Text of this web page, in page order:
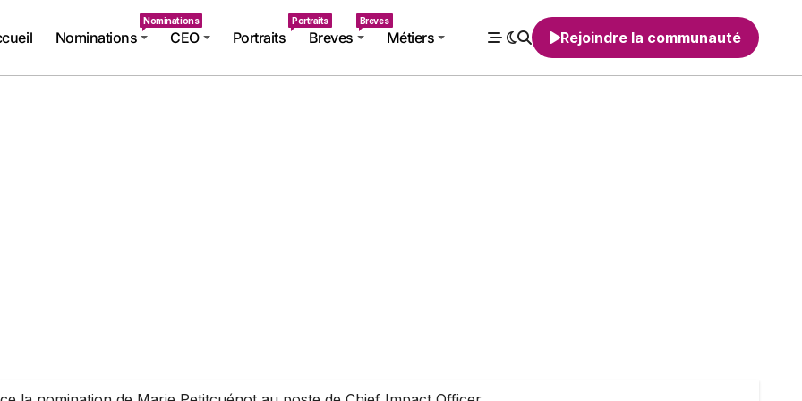
Nominations
Nominations
CEO Portraits
Portraits
Breves
Breves
Métiers Rejoindre la communauté